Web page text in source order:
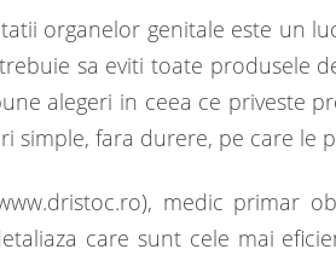
organelor genitale este un
sa eviti toate produsele
alegeri in ceea ce priveste
simple, fara durere, pe care le
medic primar
care sunt cele mai